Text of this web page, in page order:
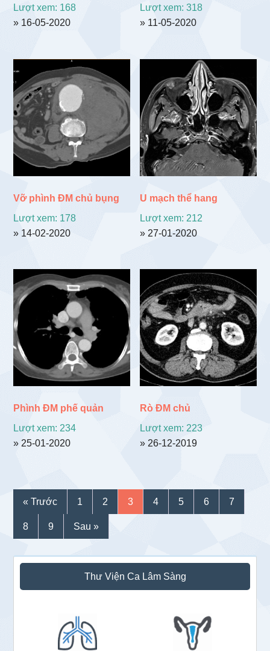
Lượt xem: 168
» 16-05-2020
Lượt xem: 318
» 11-05-2020
Vỡ phình ĐM chủ bụng
Lượt xem: 178
» 14-02-2020
U mạch thể hang
Lượt xem: 212
» 27-01-2020
Phình ĐM phế quản
Lượt xem: 234
» 25-01-2020
Rò ĐM chủ
Lượt xem: 223
» 26-12-2019
« Trước 1 2 3 4 5 6 7
8 9 Sau »
Sidebar
chính
Thư Viện Ca Lâm Sàng